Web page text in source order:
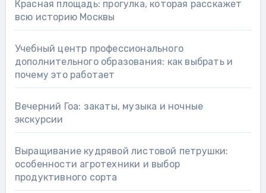
Красная площадь: прогулка, которая расскажет
всю историю Москвы
Учебный центр профессионального
дополнительного образования: как выбрать и
почему это работает
Вечерний Гоа: закаты, музыка и ночные
экскурсии
Выращивание кудрявой листовой петрушки:
особенности агротехники и выбор
продуктивного сорта